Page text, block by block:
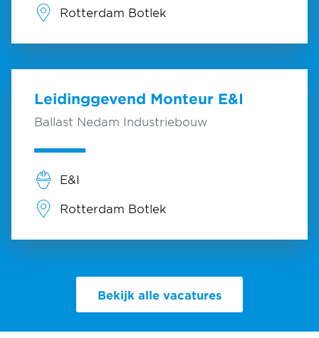
Rotterdam Botlek
Leidinggevend Monteur E&I
Ballast Nedam Industriebouw
E&I
Rotterdam Botlek
Bekijk alle vacatures